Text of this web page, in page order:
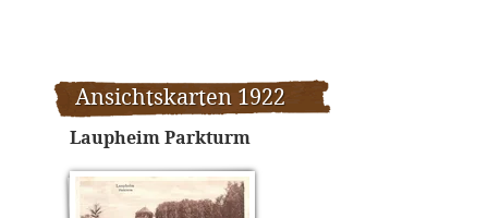
Ansichtskarten 1922
Laupheim Parkturm